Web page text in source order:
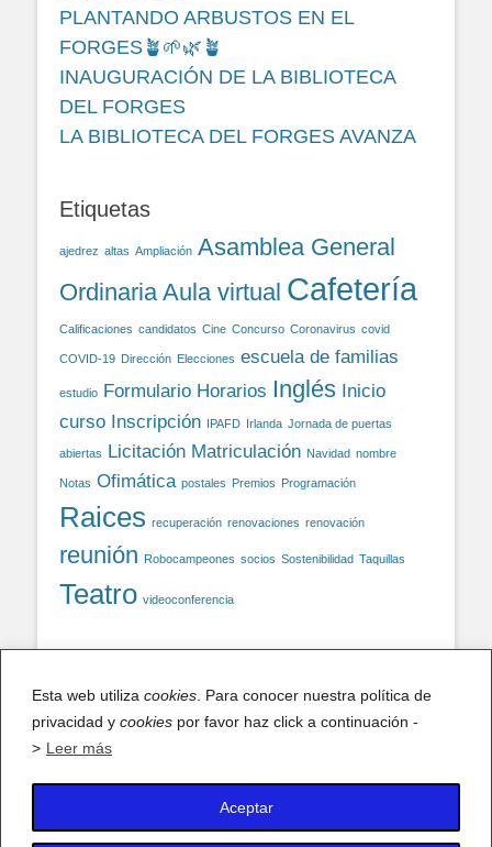
Esta web utiliza cookies . Para conocer nuestra política de
privacidad y cookies por favor haz click a continuación -
> Leer más
Aceptar
PLANTANDO ARBUSTOS EN EL
FORGES🪴🌱🌿🪴
INAUGURACIÓN DE LA BIBLIOTECA
DEL FORGES
LA BIBLIOTECA DEL FORGES AVANZA
Etiquetas
ajedrez altas Ampliación Asamblea General
Ordinaria Aula virtual Cafetería
Calificaciones candidatos Cine Concurso Coronavirus covid
COVID-19 Dirección Elecciones escuela de familias
estudio Formulario Horarios Inglés Inicio
curso Inscripción IPAFD Irlanda Jornada de puertas
abiertas Licitación Matriculación Navidad nombre
Notas Ofimática postales Premios Programación
Raices recuperación renovaciones renovación
reunión Robocampeones socios Sostenibilidad Taquillas
Teatro videoconferencia
Facebook
X (antiguo Twitter)